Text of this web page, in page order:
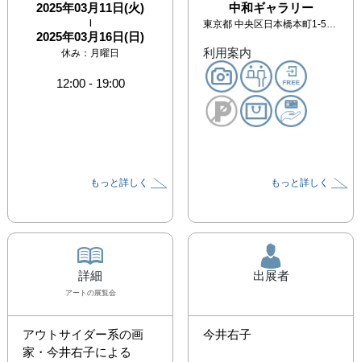
2025年03月11日(火)
|
2025年03月16日(日)
休み： 月曜日
12:00- 19:00
もっと詳しく
中和ギャラリー
東京都 中央区日本橋本町1-5-17 町田ビル4F
利用案内
もっと詳しく
詳細
アート の展覧会
アウトサイダー系の画
家・今井右子による
出展者
今井右子